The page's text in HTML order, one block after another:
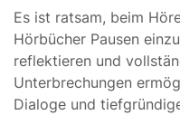
Es ist ratsam, beim
Hörbücher Pausen
reflektieren und
Unterbrechungen
Dialoge und